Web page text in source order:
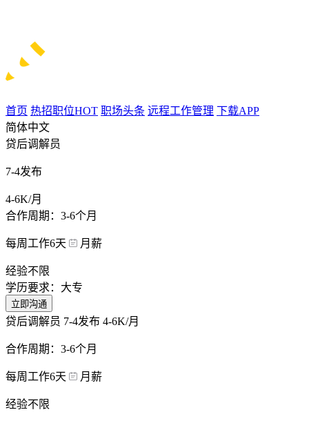
首页 热招职位HOT 职场头条 远程工作管理 下载APP
简体中文
贷后调解员
7-4发布
4-6K/月
合作周期：3-6个月
每周工作6天 月薪
经验不限
学历要求：大专
立即沟通
贷后调解员 7-4发布 4-6K/月
合作周期：3-6个月
每周工作6天 月薪
经验不限